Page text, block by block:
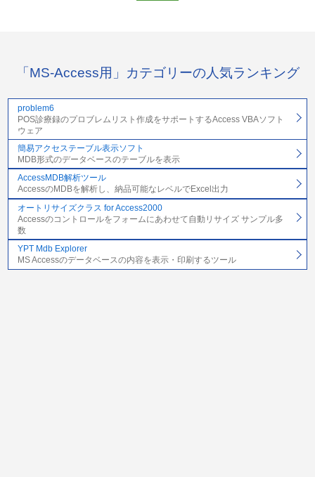
「MS-Access用」カテゴリーの人気ランキング
problem6
POS診療録のプロブレムリスト作成をサポートするAccess VBAソフト
ウェア
簡易アクセステーブル表示ソフト
MDB形式のデータベースのテーブルを表示
AccessMDB解析ツール
AccessのMDBを解析し、納品可能なレベルでExcel出力
オートリサイズクラス for Access2000
Accessのコントロールをフォームにあわせて自動リサイズ サンプル多
数
YPT Mdb Explorer
MS Accessのデータベースの内容を表示・印刷するツール